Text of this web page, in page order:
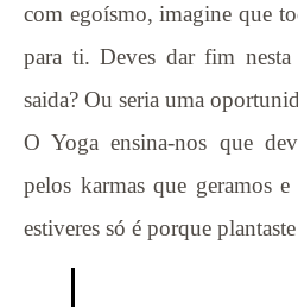
com egoísmo, imagine que
para ti. Deves dar fim
saida? Ou seria uma
O Yoga ensina-nos que
pelos karmas que geramos
estiveres só é porque